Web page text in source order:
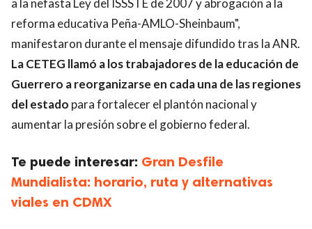
a la nefasta Ley del ISSSTE de 2007 y abrogación a la
reforma educativa Peña-AMLO-Sheinbaum",
manifestaron durante el mensaje difundido tras la ANR.
La CETEG llamó a los trabajadores de la educación de
Guerrero a reorganizarse en cada una de las regiones
del estado para fortalecer el plantón nacional y
aumentar la presión sobre el gobierno federal.
Te puede interesar: Gran Desfile
Mundialista: horario, ruta y alternativas
viales en CDMX